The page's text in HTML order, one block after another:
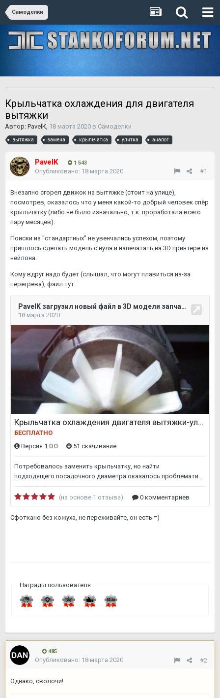
Самоделки
Крыльчатка охлаждения для двигателя
вытяжки
Автор: PavelK, 18 марта 2020 в Самоделки
вытяжка замена крыльчатка улитка аналог
PavelK 1 543
#1
Опубликовано: 18 марта 2020
Внезапно сгорел движок на вытяжке (стоит на улице),
посмотрев, оказалось что у меня какой-то добрый человек спёр
крыльчатку (либо не было изначально, т.к. проработала всего
пару месяцев).
Поиски из "стандартных" не увенчались успехом, поэтому
пришлось сделать модель с нуля и напечатать на 3D принтере из
нейлона.
Кому вдруг надо будет (слышал, что могут плавиться из-за
перегрева), файл тут:
Сфоткано без кожуха, не переживайте, он есть =)
Награды пользователя
485
#2
Опубликовано: 18 марта 2020
Однако, сволочи!